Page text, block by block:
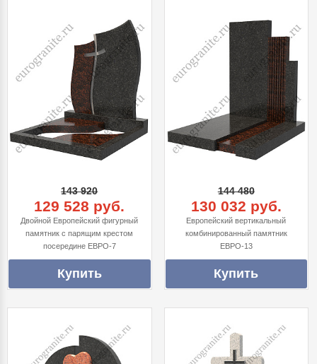
143 920
129 528 руб.
Двойной Европейский фигурный
памятник с парящим крестом
посередине ЕВРО-7
144 480
130 032 руб.
Европейский вертикальный
комбинированный памятник
ЕВРО-13